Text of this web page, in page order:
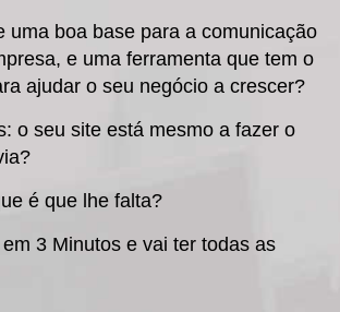
uma boa base para a comunicação
e uma ferramenta que tem o
ajudar o seu negócio a crescer?
o seu site está mesmo a fazer o
é que lhe falta?
3 Minutos e vai ter todas as